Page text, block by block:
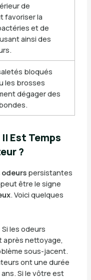
de
favoriser la
et de
ainsi des
bloqués
les brosses
dégager des
Est Temps
?
odeurspersistantes
être le signe
. Voici quelques
les odeurs
après nettoyage,
sous-jacent.
ont une durée
Si le vôtre est